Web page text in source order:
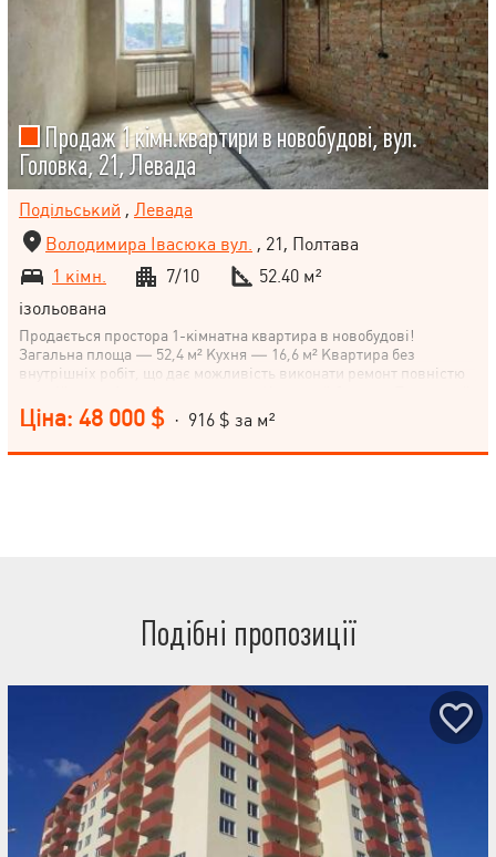
Продаж 1 кімн.квартири в новобудові, вул.
Головка, 21, Левада
Подільський , Левада
Володимира Івасюка вул. , 21, Полтава
1 кімн.
7/10
52.40 м²
ізольована
Продається простора 1-кімнатна квартира в новобудові!
Загальна площа — 52,4 м² Кухня — 16,6 м² Квартира без
внутрішніх робіт, що дає можливість виконати ремонт повністю
балкон Відштукатурені стіни Розведена електропроводка
Встановлені радіатори опалення Будинок зданий, під'їзд у
відмінному стані, доглянута прибудинкова територія. Чудовий
Ціна: 48 000 $ · 916 $ за м²
Подібні пропозиції